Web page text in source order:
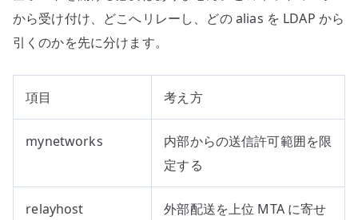
から受け付け、どこへリレーし、どの alias を LDAP から
引くのかを先に分けます。
項目 考え方
mynetworks
内部からの送信許可範囲を限
定する
relayhost
外部配送を上位 MTA に寄せ